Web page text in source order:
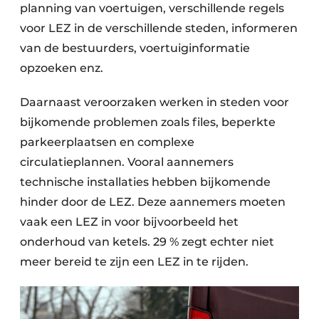
planning van voertuigen, verschillende regels
voor LEZ in de verschillende steden, informeren
van de bestuurders, voertuiginformatie
opzoeken enz.
Daarnaast veroorzaken werken in steden voor
bijkomende problemen zoals files, beperkte
parkeerplaatsen en complexe
circulatieplannen. Vooral aannemers
technische installaties hebben bijkomende
hinder door de LEZ. Deze aannemers moeten
vaak een LEZ in voor bijvoorbeeld het
onderhoud van ketels. 29 % zegt echter niet
meer bereid te zijn een LEZ in te rijden.